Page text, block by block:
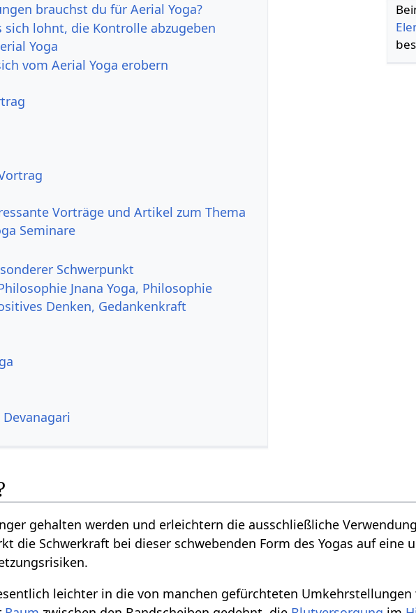
brauchst du für Aerial Yoga?
sich lohnt, die Kontrolle abzugeben
Yoga
vom Aerial Yoga erobern
Vorträge und Artikel zum Thema
Seminare
Schwerpunkt
Jnana Yoga, Philosophie
Denken, Gedankenkraft
gehalten werden und erleichtern die ausschließliche
die Schwerkraft bei dieser schwebenden Form des Yogas auf eine
leichter in die von manchen gefürchteten Umkehrstellungen